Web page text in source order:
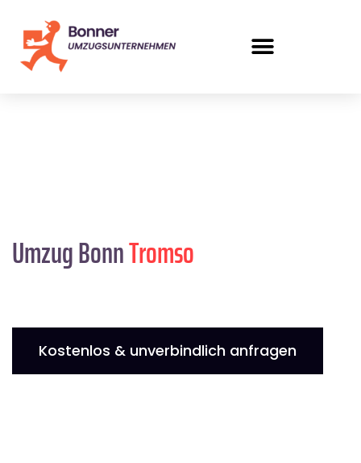
Umzug BonnTromso
Kostenlos & unverbindlich anfragen